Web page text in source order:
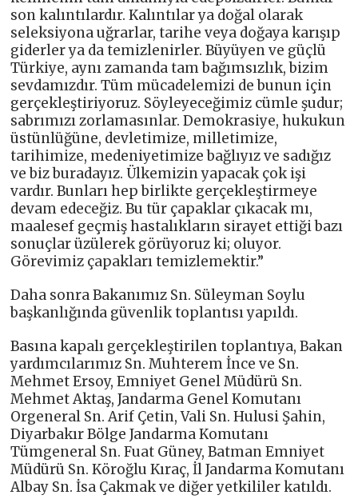
son kalıntılardır. Kalıntılar ya doğal olarak
seleksiyona uğrarlar, tarihe veya doğaya karışıp
giderler ya da temizlenirler. Büyüyen ve güçlü
Türkiye, aynı zamanda tam bağımsızlık, bizim
sevdamızdır. Tüm mücadelemizi de bunun için
gerçekleştiriyoruz. Söyleyeceğimiz cümle şudur;
sabrımızı zorlamasınlar. Demokrasiye, hukukun
üstünlüğüne, devletimize, milletimize,
tarihimize, medeniyetimize bağlıyız ve sadığız
ve biz buradayız. Ülkemizin yapacak çok işi
vardır. Bunları hep birlikte gerçekleştirmeye
devam edeceğiz. Bu tür çapaklar çıkacak mı,
maalesef geçmiş hastalıkların sirayet ettiği bazı
sonuçlar üzülerek görüyoruz ki; oluyor.
Görevimiz çapakları temizlemektir.”
Daha sonra Bakanımız Sn. Süleyman Soylu
başkanlığında güvenlik toplantısı yapıldı.
Basına kapalı gerçekleştirilen toplantıya, Bakan
yardımcılarımız Sn. Muhterem İnce ve Sn.
Mehmet Ersoy, Emniyet Genel Müdürü Sn.
Mehmet Aktaş, Jandarma Genel Komutanı
Orgeneral Sn. Arif Çetin, Vali Sn. Hulusi Şahin,
Diyarbakır Bölge Jandarma Komutanı
Tümgeneral Sn. Fuat Güney, Batman Emniyet
Müdürü Sn. Köroğlu Kıraç, İl Jandarma Komutanı
Albay Sn. İsa Çakmak ve diğer yetkililer katıldı.